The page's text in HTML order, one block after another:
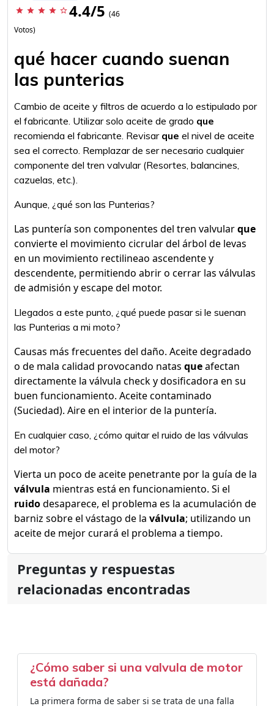
star star star star star_border 4.4/5 (46
Votos)
qué hacer cuando suenan
las punterias
Cambio de aceite y filtros de acuerdo a lo estipulado por
el fabricante. Utilizar solo aceite de grado que
recomienda el fabricante. Revisar que el nivel de aceite
sea el correcto. Remplazar de ser necesario cualquier
componente del tren valvular (Resortes, balancines,
cazuelas, etc.).
Aunque, ¿qué son las Punterias?
Las puntería son componentes del tren valvularque
convierte el movimiento cicrular del árbol de levas
en un movimiento rectilineao ascendente y
descendente, permitiendo abrir o cerrar las válvulas
de admisión y escape del motor.
Llegados a este punto, ¿qué puede pasar si le suenan
las Punterias a mi moto?
Causas más frecuentes del daño. Aceite degradado
o de mala calidad provocando natas queafectan
directamente la válvula check y dosificadora en su
buen funcionamiento. Aceite contaminado
(Suciedad). Aire en el interior de la puntería.
En cualquier caso, ¿cómo quitar el ruido de las válvulas
del motor?
Vierta un poco de aceite penetrante por la guía de la
válvula mientras está en funcionamiento. Si el
ruidodesaparece, el problema es la acumulación de
barniz sobre el vástago de la válvula; utilizando un
aceite de mejor curará el problema a tiempo.
Preguntas y respuestas
relacionadas encontradas
¿Cómo saber si una valvula de motor
está dañada?
La primera forma de saber si se trata de una falla